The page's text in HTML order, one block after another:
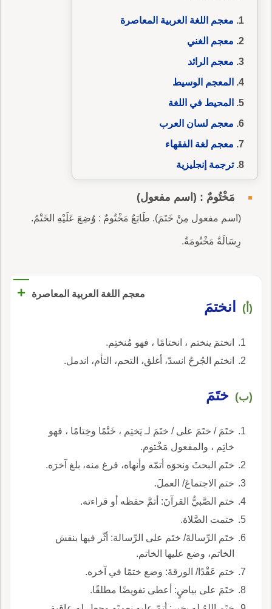
معجم اللغة العربية المعاصرة
معجم الغني
معجم الرائد
المعجم الوسيط
المحيط في اللغة
معجم لسان العرب
معجم لغة الفقهاء
ترجمة إنجليزية
مَخْتُومٌ : (اسم مفعول)
(اسم مفعول مِنْ خَتَمَ). طَابَعٌ مَخْتُومٌ : وُضِعَ عَلَيْهِ الخَتْمُ.
رِسَالَةٌ مَخْتُومَةٌ.
معجم اللغة العربية المعاصرة +
(أ) انختمَ
انختمَ ينختم ، انختامًا ، فهو مُنختِم.
انختم الجُرحُ انسدّ، أغلق، التحم، التأم، اندمل.
(ب) ختَمَ
ختَمَ / ختَمَ على / ختَمَ لـ يَختِم ، خَتْمًا وخِتامًا ، فهو
خاتِم ، والمفعول مَخْتوم.
ختَم البحثَ ونحوَه أتمّه وأنهاه، فرغ منه، بلغ آخرَه.
ختم الاجتماعَ/ العملَ.
ختم الصَّبيُّ القرآنَ: أتمَّ حفظه أو قراءته.
ختمت الصَّلاة.
ختَم الرِّسالةَ/ ختَم على الرِّسالة: أثّر فيها بنقش
الخاتم، وضع عليها الخاتم.
ختم عَقْدًا/ الورقةَ: وضع ختمًا في آخره.
ختَمَ على بياضٍ: أعطى تفويضًا مطلقًا.